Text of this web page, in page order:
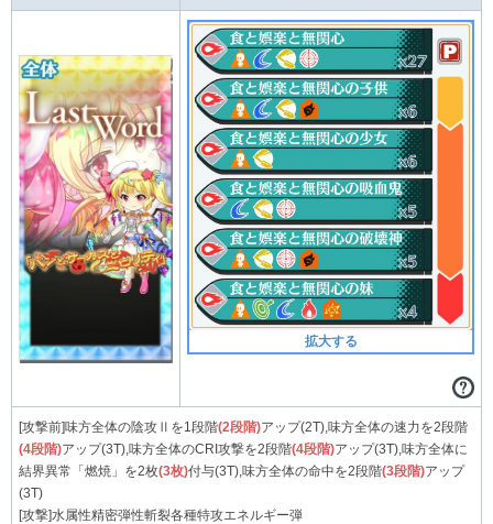
拡大する
[攻撃前]味方全体の陰攻Ⅱを1段階(2段階)アップ(2T),味方全体の速力を2段階
(4段階)アップ(3T),味方全体のCRI攻撃を2段階(4段階)アップ(3T),味方全体に
結界異常「燃焼」を2枚(3枚)付与(3T),味方全体の命中を2段階(3段階)アップ
(3T)
[攻撃]水属性精密弾性斬裂各種特攻エネルギー弾